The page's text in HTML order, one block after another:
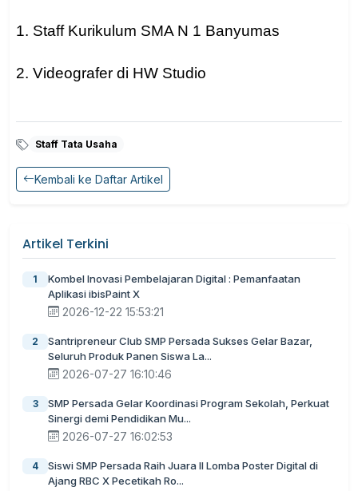
1. Staff Kurikulum SMA N 1 Banyumas
2. Videografer di HW Studio
Staff Tata Usaha
Kembali ke Daftar Artikel
Artikel Terkini
1
Kombel Inovasi Pembelajaran Digital : Pemanfaatan
Aplikasi ibisPaint X
2026-12-22 15:53:21
2
Santripreneur Club SMP Persada Sukses Gelar Bazar,
Seluruh Produk Panen Siswa La...
2026-07-27 16:10:46
3
SMP Persada Gelar Koordinasi Program Sekolah, Perkuat
Sinergi demi Pendidikan Mu...
2026-07-27 16:02:53
4
Siswi SMP Persada Raih Juara II Lomba Poster Digital di
Ajang RBC X Pecetikah Ro...